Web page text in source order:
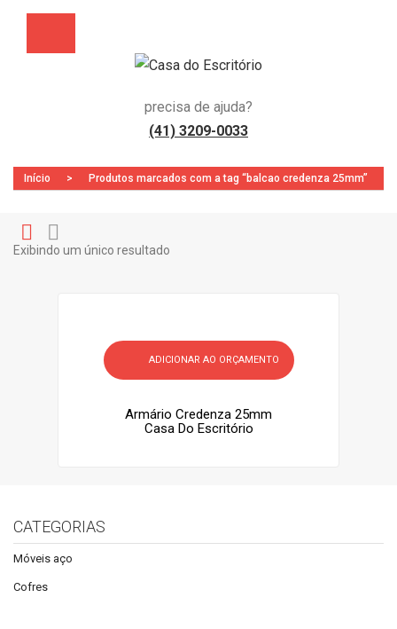
precisa de ajuda?
(41) 3209-0033
Início > Produtos marcados com a tag “balcao credenza 25mm”
Exibindo um único resultado
ADICIONAR AO ORÇAMENTO
Armário Credenza 25mm
Casa Do Escritório
CATEGORIAS
Móveis aço
Cofres